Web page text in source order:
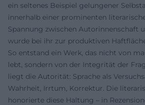
ein seltenes Beispiel gelungener
innerhalb einer prominenten
Spannung zwischen Autorinnenschaft
wurde bei ihr zur produktiven
So entstand ein Werk, das nicht von
lebt, sondern von der Integrität der
liegt die Autorität: Sprache als
Wahrheit, Irrtum, Korrektur. Die
honorierte diese Haltung – in